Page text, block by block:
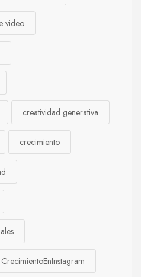
video
creatividad generativa
crecimiento
CrecimientoEnInstagram